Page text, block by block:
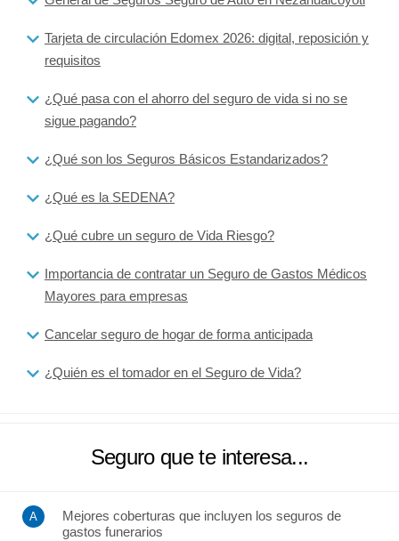
Tarjeta de circulación Edomex 2026: digital, reposición y
requisitos
¿Qué pasa con el ahorro del seguro de vida si no se
sigue pagando?
¿Qué son los Seguros Básicos Estandarizados?
¿Qué es la SEDENA?
¿Qué cubre un seguro de Vida Riesgo?
Importancia de contratar un Seguro de Gastos Médicos
Mayores para empresas
Cancelar seguro de hogar de forma anticipada
¿Quién es el tomador en el Seguro de Vida?
Seguro que te interesa...
Mejores coberturas que incluyen los seguros de
gastos funerarios